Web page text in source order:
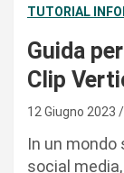
TUTORIAL
Guida
Clip
12 Giugno 2023
In un
social